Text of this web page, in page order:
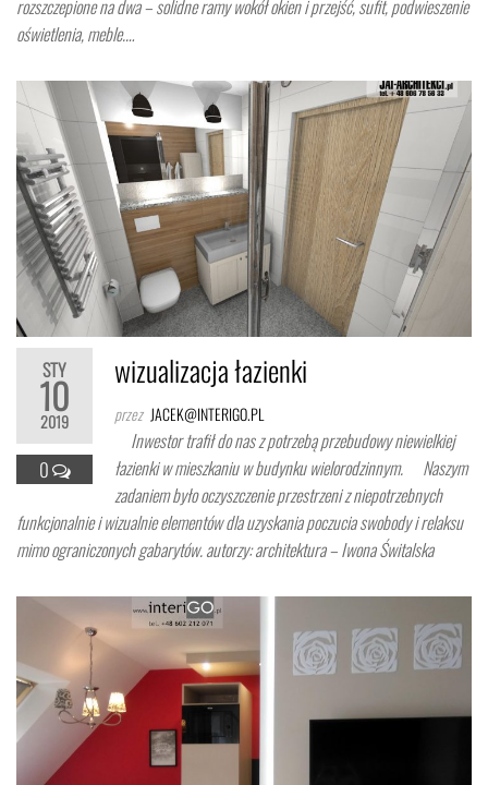
rozszczepione na dwa – solidne ramy wokół okien i przejść, sufit, podwieszenie
oświetlenia, meble.…
STY
10
2019
0
wizualizacja łazienki
przez JACEK@INTERIGO.PL
Inwestor trafił do nas z potrzebą przebudowy niewielkiej
łazienki w mieszkaniu w budynku wielorodzinnym. Naszym
zadaniem było oczyszczenie przestrzeni z niepotrzebnych
funkcjonalnie i wizualnie elementów dla uzyskania poczucia swobody i relaksu
mimo ograniczonych gabarytów. autorzy: architektura – Iwona Świtalska